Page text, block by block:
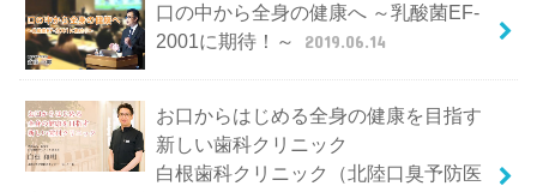
口の中から全身の健康へ ～乳酸菌EF-
2001に期待！～
2019.06.14
お口からはじめる全身の健康を目指す
新しい歯科クリニック
白根歯科クリニック（北陸口臭予防医